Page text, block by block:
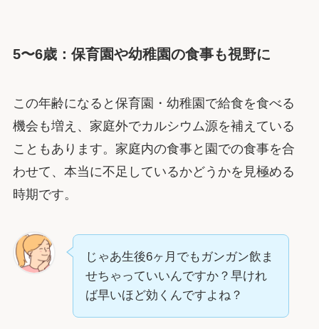
5〜6歳：保育園や幼稚園の食事も視野に
この年齢になると保育園・幼稚園で給食を食べる
機会も増え、家庭外でカルシウム源を補えている
こともあります。家庭内の食事と園での食事を合
わせて、本当に不足しているかどうかを見極める
時期です。
じゃあ生後6ヶ月でもガンガン飲ま
せちゃっていいんですか？早けれ
ば早いほど効くんですよね？